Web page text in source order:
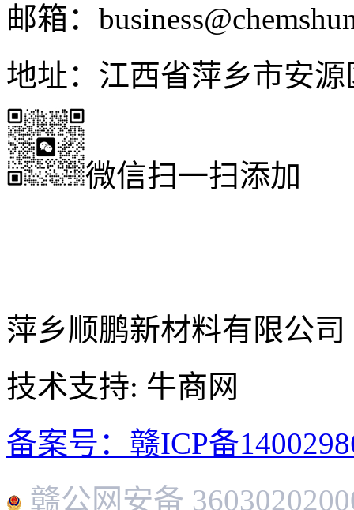
邮箱：
地址：江西省萍乡市安
微信扫一扫添加
萍乡顺鹏新材料有限公
技术支持: 牛商网
备案号：赣ICP备
赣公网安备